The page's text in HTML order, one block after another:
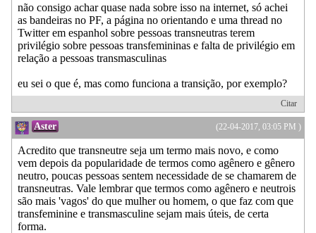
não consigo achar quase nada sobre isso na internet, só achei
as bandeiras no PF, a página no orientando e uma thread no
Twitter em espanhol sobre pessoas transneutras terem
privilégio sobre pessoas transfemininas e falta de privilégio em
relação a pessoas transmasculinas
eu sei o que é, mas como funciona a transição, por exemplo?
Citar
(22-04-2017, 03:05 PM )
Aster
Acredito que transneutre seja um termo mais novo, e como
vem depois da popularidade de termos como agênero e gênero
neutro, poucas pessoas sentem necessidade de se chamarem de
transneutras. Vale lembrar que termos como agênero e neutrois
são mais 'vagos' do que mulher ou homem, o que faz com que
transfeminine e transmasculine sejam mais úteis, de certa
forma.